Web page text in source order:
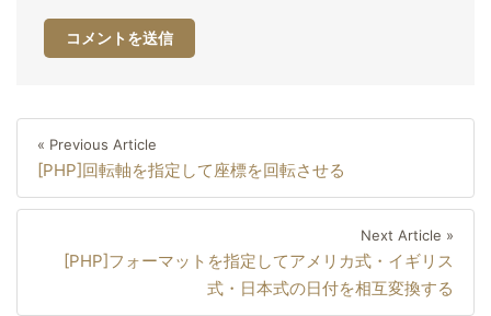
ナ
Previous
Article
« Previous Article
[PHP]回転軸を指定して座標を回転させる
Next Article »
[PHP]フォーマットを指定してアメリカ式・イギリス
式・日本式の日付を相互変換する